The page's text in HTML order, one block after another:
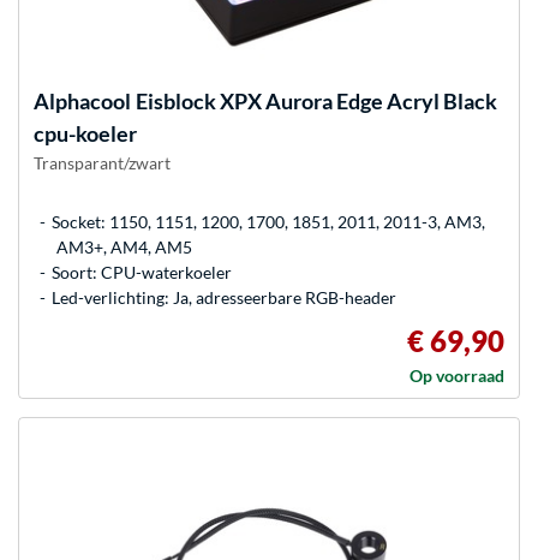
Alphacool Eisblock XPX Aurora Edge Acryl Black
cpu-koeler
Transparant/zwart
Socket: 1150, 1151, 1200, 1700, 1851, 2011, 2011-3, AM3,
AM3+, AM4, AM5
Soort: CPU-waterkoeler
Led-verlichting: Ja, adresseerbare RGB-header
€ 69,90
Op voorraad